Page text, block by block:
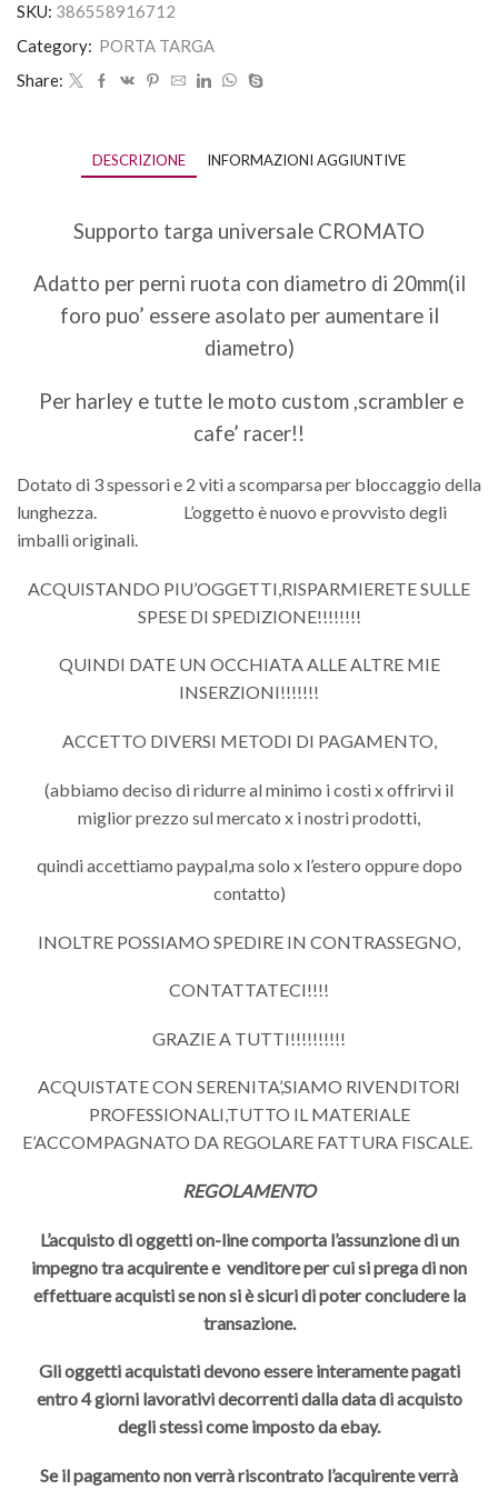
SKU: 386558916712
Category: PORTA TARGA
Share:
DESCRIZIONE INFORMAZIONI AGGIUNTIVE
Supporto targa universale CROMATO
Adatto per perni ruota con diametro di 20mm(il
foro puo’ essere asolato per aumentare il
diametro)
Per harley e tutte le moto custom ,scrambler e
cafe’ racer!!
Dotato di 3 spessori e 2 viti a scomparsa per bloccaggio della
lunghezza. L’oggetto è nuovo e provvisto degli
imballi originali.
ACQUISTANDO PIU’OGGETTI,RISPARMIERETE SULLE
SPESE DI SPEDIZIONE!!!!!!!!
QUINDI DATE UN OCCHIATA ALLE ALTRE MIE
INSERZIONI!!!!!!!
ACCETTO DIVERSI METODI DI PAGAMENTO,
(abbiamo deciso di ridurre al minimo i costi x offrirvi il
miglior prezzo sul mercato x i nostri prodotti,
quindi accettiamo paypal,ma solo x l’estero oppure dopo
contatto)
INOLTRE POSSIAMO SPEDIRE IN CONTRASSEGNO,
CONTATTATECI!!!!
GRAZIE A TUTTI!!!!!!!!!!
ACQUISTATE CON SERENITA’,SIAMO RIVENDITORI
PROFESSIONALI,TUTTO IL MATERIALE
E’ACCOMPAGNATO DA REGOLARE FATTURA FISCALE.
REGOLAMENTO
L’acquisto di oggetti on-line comporta l’assunzione di un
impegno tra acquirente e venditore per cui si prega di non
effettuare acquisti se non si è sicuri di poter concludere la
transazione.
Gli oggetti acquistati devono essere interamente pagati
entro 4 giorni lavorativi decorrenti dalla data di acquisto
degli stessi come imposto da ebay.
Se il pagamento non verrà riscontrato l’acquirente verrà